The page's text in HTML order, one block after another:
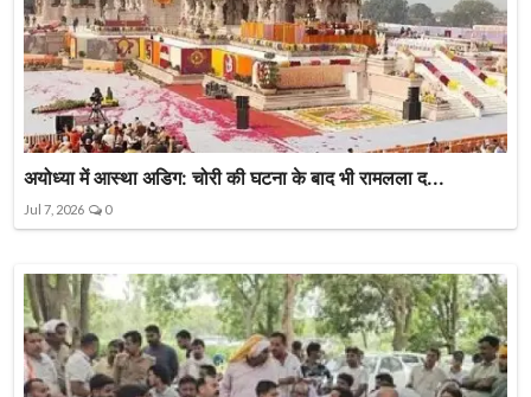
अयोध्या में आस्था अडिग: चोरी की घटना के बाद भी रामलला द...
Jul 7, 2026 0